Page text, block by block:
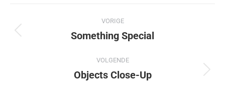
navigatie
VORIGE
Vorig
Something Special
VOLGENDE
Volgend
Objects Close-Up